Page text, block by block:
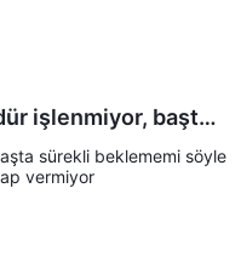
işlenmiyor, başta
şimdi de müşteri hi
sürekli beklememi söyle
vermiyor